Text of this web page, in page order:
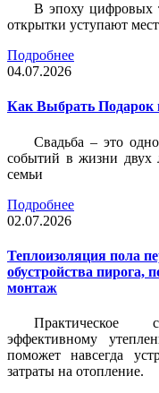
В эпоху цифровых
открытки уступают
Подробнее
04.07.2026
Как Выбрать Подарок
Свадьба – это
событий в жизни двух
семьи
Подробнее
02.07.2026
Теплоизоляция пола
обустройства пирога,
монтаж
Практическое
эффективному
поможет навсегда
затраты на отопление.